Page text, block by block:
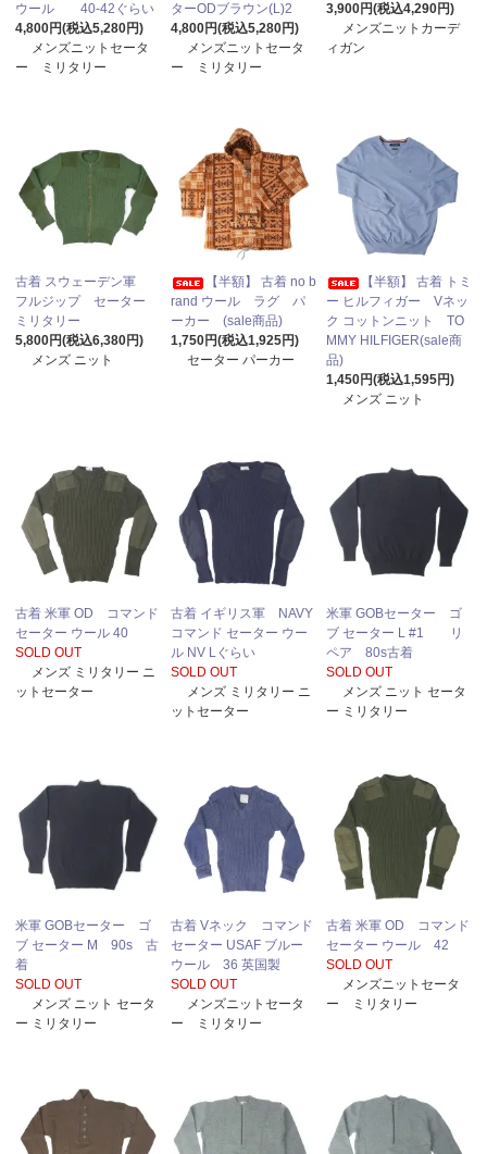
ウール 40-42ぐらい
4,800円(税込5,280円)
メンズニットセータ
ー ミリタリー
ターODブラウン(L)2
4,800円(税込5,280円)
メンズニットセータ
ー ミリタリー
3,900円(税込4,290円)
メンズニットカーデ
ィガン
古着 スウェーデン軍
フルジップ セーター
ミリタリー
5,800円(税込6,380円)
メンズ ニット
【半額】 古着 no b
rand ウール ラグ パ
ーカー (sale商品)
1,750円(税込1,925円)
セーター パーカー
【半額】 古着 トミ
ー ヒルフィガー Vネッ
ク コットンニット TO
MMY HILFIGER(sale商
品)
1,450円(税込1,595円)
メンズ ニット
古着 米軍 OD コマンド
セーター ウール 40
SOLD OUT
メンズ ミリタリー ニ
ットセーター
古着 イギリス軍 NAVY
コマンド セーター ウー
ル NV Lぐらい
SOLD OUT
メンズ ミリタリー ニ
ットセーター
米軍 GOBセーター ゴ
ブ セーター L #1 リ
ペア 80s古着
SOLD OUT
メンズ ニット セータ
ー ミリタリー
米軍 GOBセーター ゴ
ブ セーター M 90s 古
着
SOLD OUT
メンズ ニット セータ
ー ミリタリー
古着 Vネック コマンド
セーター USAF ブルー
ウール 36 英国製
SOLD OUT
メンズニットセータ
ー ミリタリー
古着 米軍 OD コマンド
セーター ウール 42
SOLD OUT
メンズニットセータ
ー ミリタリー